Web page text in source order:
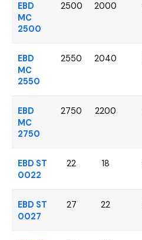
EBD
MC
2500
2500 2000
EBD
MC
2550
2550 2040
EBD
MC
2750
2750 2200
EBD ST
0022
22 18
EBD ST
0027
27 22